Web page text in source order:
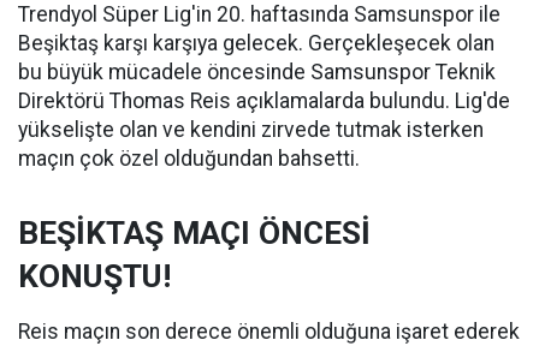
Trendyol Süper Lig'in 20. haftasında Samsunspor ile
Beşiktaş karşı karşıya gelecek. Gerçekleşecek olan
bu büyük mücadele öncesinde Samsunspor Teknik
Direktörü Thomas Reis açıklamalarda bulundu. Lig'de
yükselişte olan ve kendini zirvede tutmak isterken
maçın çok özel olduğundan bahsetti.
BEŞİKTAŞ MAÇI ÖNCESİ
KONUŞTU!
Reis maçın son derece önemli olduğuna işaret ederek